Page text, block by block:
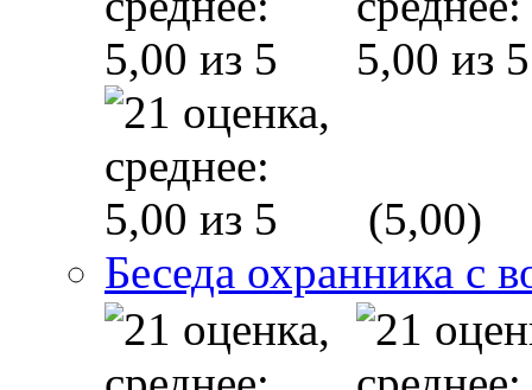
(5,00)
Беседа охранника с